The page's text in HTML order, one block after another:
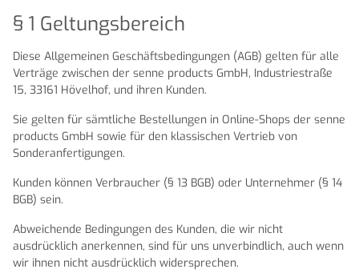
§ 1 Geltungsbereich
Diese Allgemeinen Geschäftsbedingungen (AGB) gelten für alle
Verträge zwischen der senne products GmbH, Industriestraße
15, 33161 Hövelhof, und ihren Kunden.
Sie gelten für sämtliche Bestellungen in Online-Shops der senne
products GmbH sowie für den klassischen Vertrieb von
Sonderanfertigungen.
Kunden können Verbraucher (§ 13 BGB) oder Unternehmer (§ 14
BGB) sein.
Abweichende Bedingungen des Kunden, die wir nicht
ausdrücklich anerkennen, sind für uns unverbindlich, auch wenn
wir ihnen nicht ausdrücklich widersprechen.